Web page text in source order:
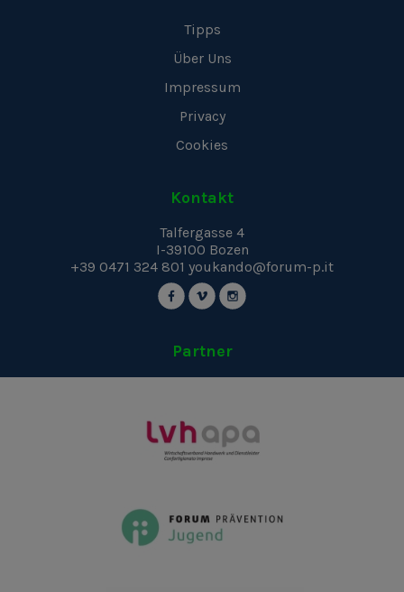
Tipps
Über Uns
Impressum
Privacy
Cookies
Kontakt
Talfergasse 4
I-39100 Bozen
+39 0471 324 801 youkando@forum-p.it
Partner